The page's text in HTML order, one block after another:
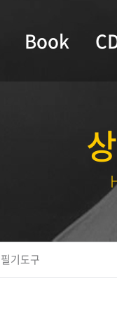
Book
필기도구